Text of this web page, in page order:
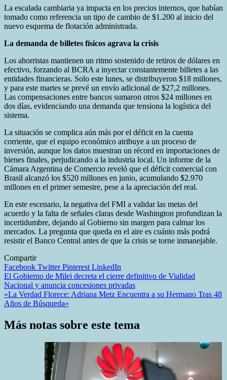
La escalada cambiaria ya impacta en los precios internos, que habían
tomado como referencia un tipo de cambio de $1.200 al inicio del
nuevo esquema de flotación administrada.
La demanda de billetes físicos agrava la crisis
Los ahorristas mantienen un ritmo sostenido de retiros de dólares en
efectivo, forzando al BCRA a inyectar constantemente billetes a las
entidades financieras. Solo este lunes, se distribuyeron $18 millones,
y para este martes se prevé un envío adicional de $27,2 millones.
Las compensaciones entre bancos sumaron otros $24 millones en
dos días, evidenciando una demanda que tensiona la logística del
sistema.
La situación se complica aún más por el déficit en la cuenta
corriente, que el equipo económico atribuye a un proceso de
inversión, aunque los datos muestran un récord en importaciones de
bienes finales, perjudicando a la industria local. Un informe de la
Cámara Argentina de Comercio reveló que el déficit comercial con
Brasil alcanzó los $520 millones en junio, acumulando $2.970
millones en el primer semestre, pese a la apreciación del real.
En este escenario, la negativa del FMI a validar las metas del
acuerdo y la falta de señales claras desde Washington profundizan la
incertidumbre, dejando al Gobierno sin margen para calmar los
mercados. La pregunta que queda en el aire es cuánto más podrá
resistir el Banco Central antes de que la crisis se torne inmanejable.
Compartir
Facebook TwitterPinterest LinkedIn
Navegación
de
entradas
El Gobierno de Milei decreta el cierre definitivo de Vialidad
Nacional y anuncia concesiones privadas
«La Verdad Florece: Adriana Metz Encuentra a su Hermano Tras 48
Años de Búsqueda»
Más notas sobre este tema